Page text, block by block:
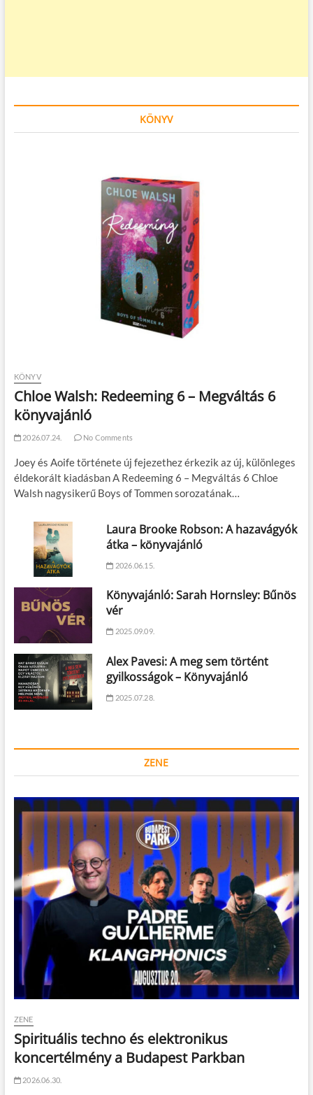
KÖNYV
KÖNYV
Chloe Walsh: Redeeming 6 – Megváltás 6
könyvajánló
2026.07.24. No Comments
Joey és Aoife története új fejezethez érkezik az új, különleges
éldekorált kiadásban A Redeeming 6 – Megváltás 6 Chloe
Walsh nagysikerű Boys of Tommen sorozatának…
Laura Brooke Robson: A hazavágyók
átka – könyvajánló
2026.06.15.
Könyvajánló: Sarah Hornsley: Bűnös
vér
2025.09.09.
Alex Pavesi: A meg sem történt
gyilkosságok – Könyvajánló
2025.07.28.
ZENE
ZENE
Spirituális techno és elektronikus
koncertélmény a Budapest Parkban
2026.06.30.